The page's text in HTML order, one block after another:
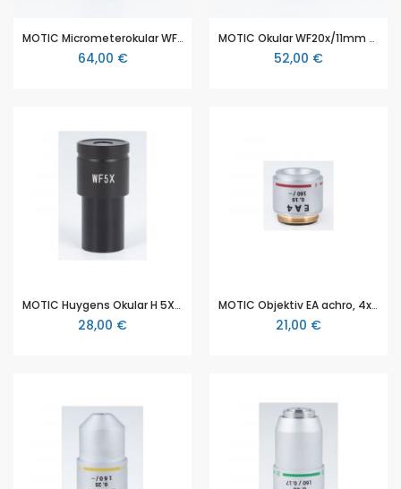
MOTIC Micrometerokular WF10X/18mm, 100/10mm, crosshair (RedLine100)
64,00 €
MOTIC Okular WF20x/11mm (RedLine100)
52,00 €
MOTIC Huygens Okular H 5X/14.5mm
28,00 €
MOTIC Objektiv EA achro, 4x/0.10 w.d. 27 mm
21,00 €